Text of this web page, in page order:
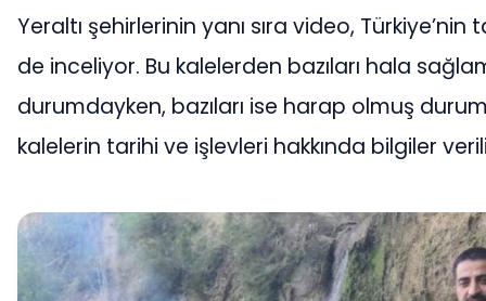
Yeraltı şehirlerinin yanı sıra video, Türkiye’nin
de inceliyor. Bu kalelerden bazıları hala
durumdayken, bazıları ise harap olmuş
kalelerin tarihi ve işlevleri hakkında bilgiler